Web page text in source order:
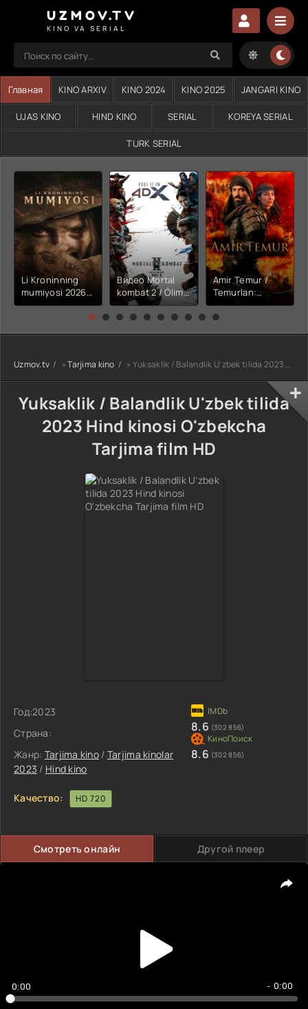
UZMOV.TV
KINO VA SERIAL
Главная KINO ARXIV KINO 2024 KINO 2025 JANGARI KINO
UJAS KINO HIND KINO SERIAL KOREYA SERIAL
TURK SERIAL
Li Kroninning
mumiyosi 2026
(uzbek tilida
kino) tarjima HD
Видео Mortal
kombat 2 / Ólim
jangi 2 (2026)
Uzbek tilida
Amir Temur /
Temurlan:
Fathchining
yuksalishi
tarjima kino Full
HD tas-ix
Uzmov.tv »Tarjima kino » Yuksaklik / Balandlik U'zbek tilida 2023 Hind kinosi O'zbekcha Tarjima film HD
Yuksaklik / Balandlik U'zbek tilida
2023 Hind kinosi O'zbekcha
Tarjima film HD
Год:2023
Страна:
Жанр: Tarjima kino / Tarjima kinolar
2023 / Hind kino
8.6 (302 856)
8.6 (302 856)
Качество: HD 720
Смотреть онлайн Другой плеер
0:00 - 0:00